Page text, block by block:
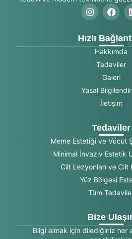
Hızlı
Hakkımda
Tedaviler
Galeri
Yasal
İletişim
Tedaviler
Meme Estetiği ve Vücut
Minimal İnvaziv Estetik
Cilt Lezyonları ve Cilt
Yüz Bölgesi
Tüm
Bize
Bilgi almak için dilediğiniz her